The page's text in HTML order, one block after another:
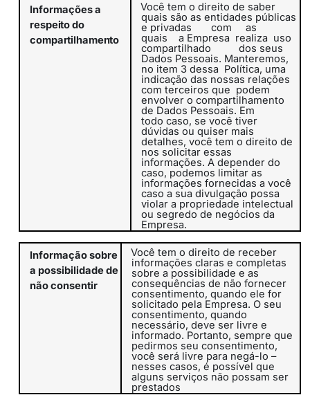
Informaçõesa
respeito do
compartilhamento
Você tem o direito de saber
quais são as entidades públicas
e privadas
com
as
quais
a Empresa realiza uso
compartilhado
dos seus
Dados Pessoais. Manteremos,
no item 3 dessa Política, uma
indicação das nossas relações
com terceiros que podem
envolver o compartilhamento
de Dados Pessoais. Em
todo caso, se você tiver
dúvidas ou quiser mais
detalhes, você tem o direito de
nos solicitar essas
informações. A depender do
caso, podemos limitar as
informações fornecidas a você
caso a sua divulgação possa
violar a propriedade intelectual
ou segredo de negócios da
Empresa.
Informação sobre
a possibilidade de
não consentir
Você tem o direito de receber
informações claras e completas
sobre a possibilidade e as
consequências de não fornecer
consentimento, quando ele for
solicitado pela Empresa. O seu
consentimento, quando
necessário, deve ser livre e
informado. Portanto, sempre que
pedirmos seu consentimento,
você será livre para negá-lo –
nesses casos, é possível que
alguns serviços não possam ser
prestados